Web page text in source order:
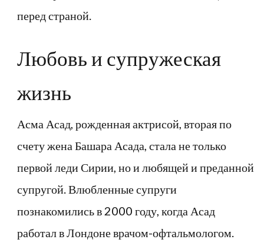
перед страной.
Любовь и супружеская
жизнь
Асма Асад, рожденная актрисой, вторая по
счету жена Башара Асада, стала не только
первой леди Сирии, но и любящей и преданной
супругой. Влюбленные супруги
познакомились в 2000 году, когда Асад
работал в Лондоне врачом-офтальмологом.